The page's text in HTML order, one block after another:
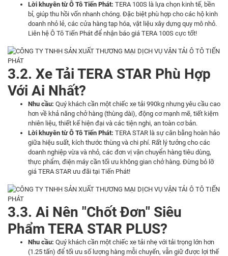
Lời khuyên từ Ô Tô Tiến Phát: TERA 100S là lựa chọn kinh tế, bền
bỉ, giúp thu hồi vốn nhanh chóng. Đặc biệt phù hợp cho các hộ kinh
doanh nhỏ lẻ, các cửa hàng tạp hóa, vật liệu xây dựng quy mô nhỏ.
Liên hệ Ô Tô Tiến Phát để nhận báo giá TERA 100S cực tốt!
3.2. Xe Tải TERA STAR Phù Hợp
Với Ai Nhất?
Nhu cầu: Quý khách cần một chiếc xe tải 990kg nhưng yêu cầu cao
hơn về khả năng chở hàng (thùng dài), động cơ mạnh mẽ, tiết kiệm
nhiên liệu, thiết kế hiện đại và các tiện nghi, an toàn cơ bản.
Lời khuyên từ Ô Tô Tiến Phát: TERA STAR là sự cân bằng hoàn hảo
giữa hiệu suất, kích thước thùng và chi phí. Rất lý tưởng cho các
doanh nghiệp vừa và nhỏ, các đơn vị vận chuyển hàng tiêu dùng,
thực phẩm, điện máy cần tối ưu không gian chở hàng. Đừng bỏ lỡ
giá TERA STAR ưu đãi tại Tiến Phát!
3.3. Ai Nên "Chốt Đơn" Siêu
Phẩm TERA STAR PLUS?
Nhu cầu: Quý khách cần một chiếc xe tải nhẹ với tải trọng lớn hơn
(1.25 tấn) để tối ưu số lượng hàng mỗi chuyến, vẫn giữ được lợi thế